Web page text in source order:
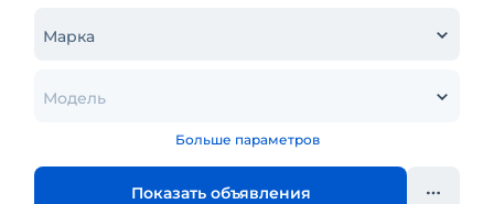
Марка
Модель
Больше параметров
Показать объявления